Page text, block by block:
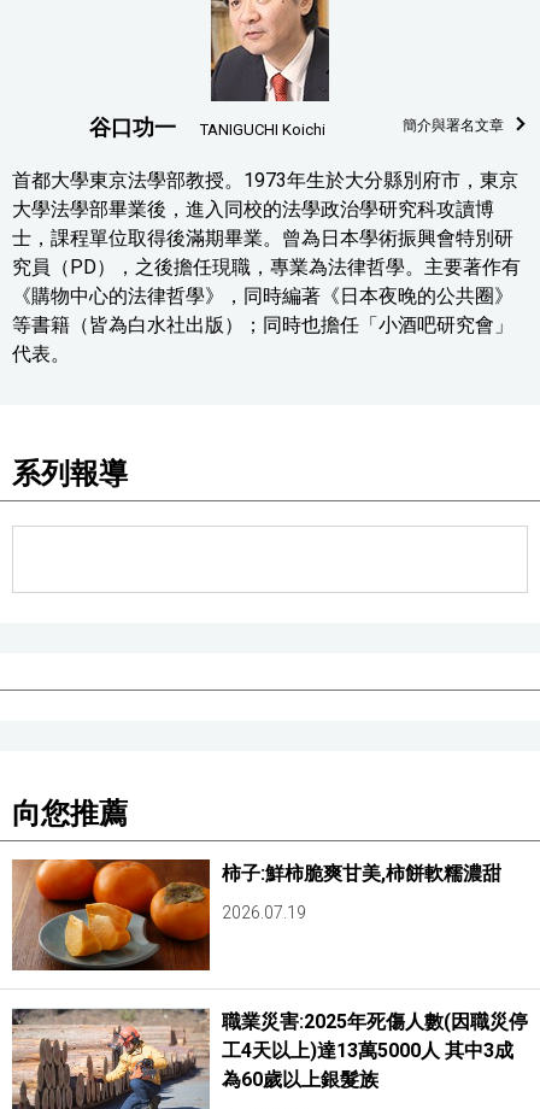
谷口功一 TANIGUCHI Koichi 簡介與署名文章
首都大學東京法學部教授。1973年生於大分縣別府市，東京
大學法學部畢業後，進入同校的法學政治學研究科攻讀博
士，課程單位取得後滿期畢業。曾為日本學術振興會特別研
究員（PD），之後擔任現職，專業為法律哲學。主要著作有
《購物中心的法律哲學》，同時編著《日本夜晚的公共圈》
等書籍（皆為白水社出版）；同時也擔任「小酒吧研究會」
代表。
系列報導
向您推薦
柿子:鮮柿脆爽甘美,柿餅軟糯濃甜
2026.07.19
職業災害:2025年死傷人數(因職災停
工4天以上)達13萬5000人 其中3成
為60歲以上銀髮族